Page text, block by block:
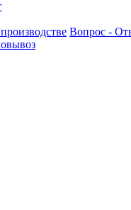
Вопрос -